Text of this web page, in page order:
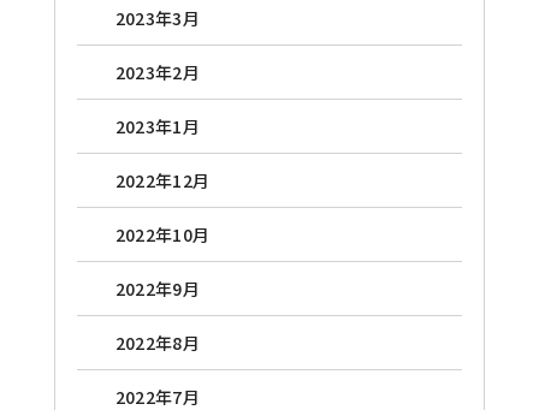
2023年3月
2023年2月
2023年1月
2022年12月
2022年10月
2022年9月
2022年8月
2022年7月